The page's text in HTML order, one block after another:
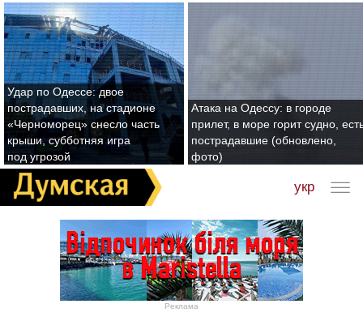
Удар по Одессе: двое
пострадавших, на стадионе
«Черноморец» снесло часть
крыши, субботняя игра
под угрозой
Атака на Одессу: в городе
прилет, в море горит судно,
пострадавшие (обновлено,
фото)
укр
Реклама